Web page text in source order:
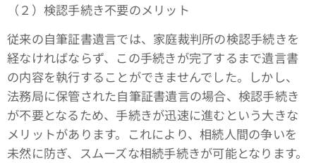
（２）検認手続き不要のメリット
従来の自筆証書遺言では、家庭裁判所の検認手続きを
経なければならず、この手続きが完了するまで遺言書
の内容を執行することができませんでした。しかし、
法務局に保管された自筆証書遺言の場合、検認手続き
が不要となるため、手続きが迅速に進むという大きな
メリットがあります。これにより、相続人間の争いを
未然に防ぎ、スムーズな相続手続きが可能となります。